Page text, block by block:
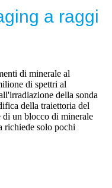
a raggi
di minerale al
di spettri al
della sonda
della traiettoria del
un blocco di minerale
richiede solo pochi